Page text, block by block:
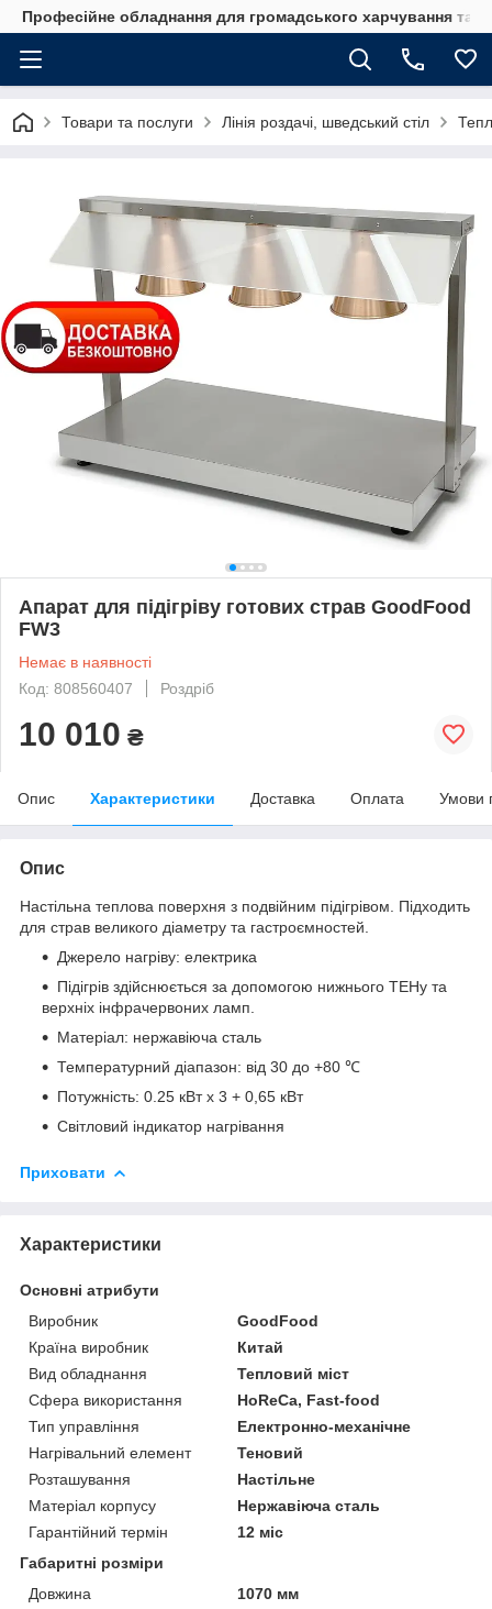
Професійне обладнання для громадського харчування та
Товари та послуги Лінія роздачі, шведський стіл
Апарат для підігріву готових страв GoodFood
FW3
Немає в наявності
Код: 808560407
Роздріб
10 010 ₴
Опис Характеристики Доставка Оплата Умови
Опис
Настільна теплова поверхня з подвійним підігрівом. Підходить
для страв великого діаметру та гастроємностей.
Джерело нагріву: електрика
Підігрів здійснюється за допомогою нижнього ТЕНу та
верхніх інфрачервоних ламп.
Матеріал: нержавіюча сталь
Температурний діапазон: від 30 до +80 ℃
Потужність: 0.25 кВт х 3 + 0,65 кВт
Світловий індикатор нагрівання
Приховати
Характеристики
Основні атрибути
Виробник
GoodFood
Країна виробник
Китай
Вид обладнання
Тепловий міст
Сфера використання
HoReCa, Fast-food
Тип управління
Електронно-механічне
Нагрівальний елемент
Теновий
Розташування
Настільне
Матеріал корпусу
Нержавіюча сталь
Гарантійний термін
12 міс
Габаритні розміри
Довжина
1070 мм